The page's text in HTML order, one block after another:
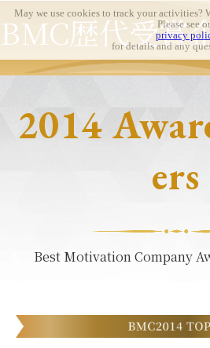
BMC歴代受賞
2014
ers
Best Motivation Company
May we use cookies to track your activities?
Please see
privacy
for details and any